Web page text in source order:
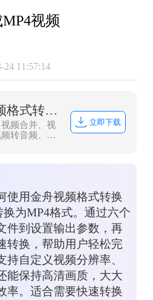
视频
24 11:57:14
金舟视频格式转换器
频合并、视
转音频、音
图片、GIF
旋转，支持
3gp、avi、
、mov、
rmvb、swf、
多种音视频
换
立即下载
使用金舟视频格式转换
为MP4格式。通过六个
件到设置输出参数，再
转换，帮助用户轻松完
持自定义视频分辨率、
能保持高清画质，大大
率。适合需要快速转换